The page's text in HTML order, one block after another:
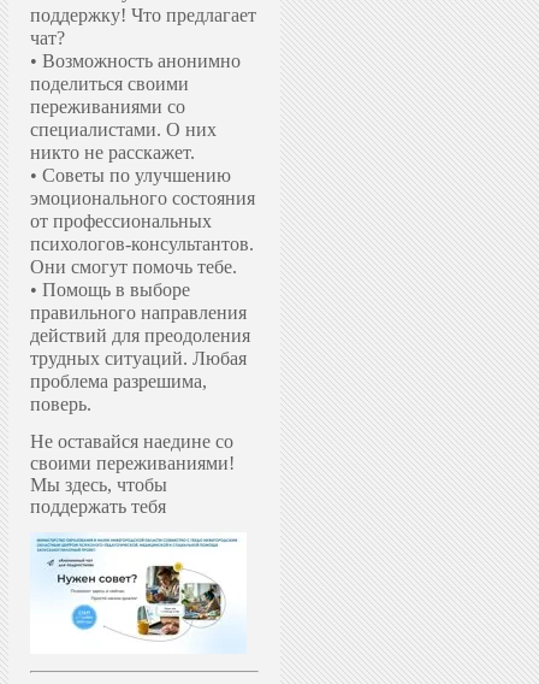
поддержку! Что предлагает
чат?
• Возможность анонимно
поделиться своими
переживаниями со
специалистами. О них
никто не расскажет.
• Советы по улучшению
эмоционального состояния
от профессиональных
психологов-консультантов.
Они смогут помочь тебе.
• Помощь в выборе
правильного направления
действий для преодоления
трудных ситуаций. Любая
проблема разрешима,
поверь.
Не оставайся наедине со
своими переживаниями!
Мы здесь, чтобы
поддержать тебя